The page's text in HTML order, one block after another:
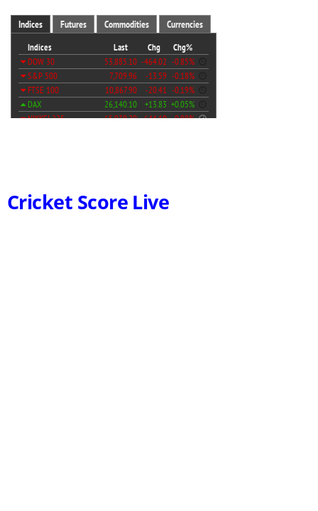
Cricket Score Live